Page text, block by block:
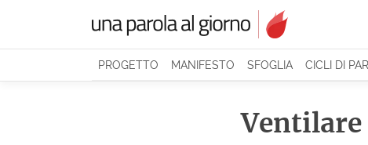
PROGETTO MANIFESTO SFOGLIA CICLI DI
Ventilare